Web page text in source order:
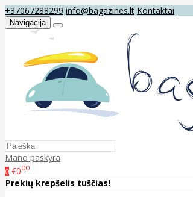
+37067288299 info@bagazines.lt Kontaktai
Navigacija
Mano paskyra
0 €000
Prekių krepšelis tuščias!